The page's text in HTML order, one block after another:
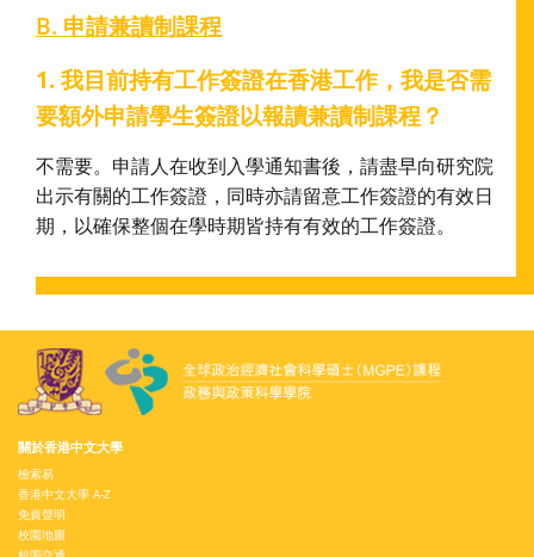
B. 申請兼讀制課程
1. 我目前持有工作簽證在香港工作，我是否需
要額外申請學生簽證以報讀兼讀制課程？
不需要。申請人在收到入學通知書後，請盡早向研究院
出示有關的工作簽證，同時亦請留意工作簽證的有效日
期，以確保整個在學時期皆持有有效的工作簽證。
關於香港中文大學
檢索易
香港中文大學 A-Z
免責聲明
校園地圖